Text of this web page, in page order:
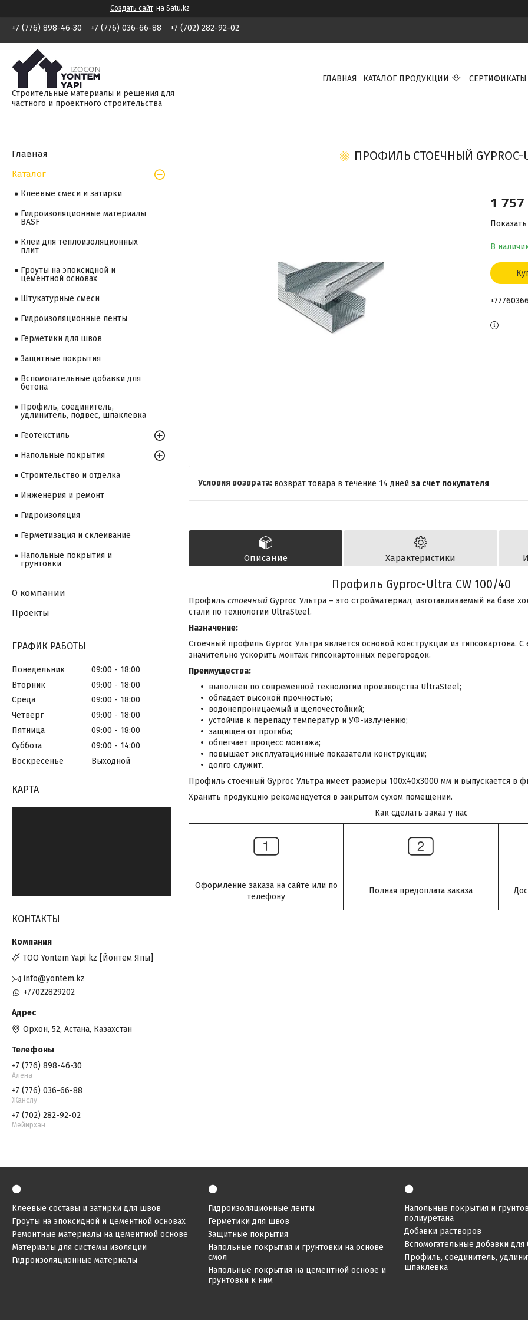
Создать сайт на Satu.kz
+7 (776) 898-46-30 +7 (776) 036-66-88 +7 (702) 282-92-02
Строительные материалы и решения для
частного и проектного строительства
ГЛАВНАЯ КАТАЛОГ ПРОДУКЦИИ СЕРТИФИКАТЫ
ПРОФИЛЬ СТОЕЧНЫЙ GYPROC-
1 757
В
возврат товара в течение 14 дней за счет покупателя
Описание Характеристики
Профиль Gyproc-Ultra CW 100/40
Профиль стоечный Gyproc Ультра – это стройматериал, изготавливаемый на базе
стали по технологии UltraSteel.
Назначение:
Стоечный профиль Gyproc Ультра является основой конструкции из гипсокартона.
значительно ускорить монтаж гипсокартонных перегородок.
Преимущества:
выполнен по современной технологии производства UltraSteel;
обладает высокой прочностью;
водонепроницаемый и щелочестойкий;
устойчив к перепаду температур и УФ-излучению;
защищен от прогиба;
облегчает процесс монтажа;
повышает эксплуатационные показатели конструкции;
долго служит.
Профиль стоечный Gyproc Ультра имеет размеры 100х40х3000 мм и выпускается в
Хранить продукцию рекомендуется в закрытом сухом помещении.
Как сделать заказ у нас
Оформление заказа на сайте или по
телефону
Полная предоплата заказа
Главная
Каталог
Клеевые смеси и затирки
Гидроизоляционные материалы
BASF
Клеи для теплоизоляционных
плит
Гроуты на эпоксидной и
цементной основах
Штукатурные смеси
Гидроизоляционные ленты
Герметики для швов
Защитные покрытия
Вспомогательные добавки для
бетона
Профиль, соединитель,
удлинитель, подвес, шпаклевка
Геотекстиль
Напольные покрытия
Строительство и отделка
Инженерия и ремонт
Гидроизоляция
Герметизация и склеивание
Напольные покрытия и
грунтовки
О компании
Проекты
ГРАФИК РАБОТЫ
Понедельник 09:00
18:00
Вторник
09:00
18:00
Среда
09:00
18:00
Четверг
09:00
18:00
Пятница
09:00
18:00
Суббота
09:00
14:00
Воскресенье
Выходной
КАРТА
КОНТАКТЫ
ТОО Yontem Yapi kz [Йонтем Япы]
info@yontem.kz
+77022829202
Орхон, 52, Астана, Казахстан
+7 (776) 898-46-30
Алёна
+7 (776) 036-66-88
Жанслу
+7 (702) 282-92-02
Мейирхан
⚫
Клеевые составы и затирки для швов
Гроуты на эпоксидной и цементной основах
Ремонтные материалы на цементной основе
Материалы для системы изоляции
Гидроизоляционные материалы
⚫
Гидроизоляционные ленты
Герметики для швов
Защитные покрытия
Напольные покрытия и грунтовки на основе
смол
Напольные покрытия на цементной основе и
грунтовки к ним
⚫
Напольные покрытия и
полиуретана
Добавки растворов
Вспомогательные добавки для
Профиль, соединитель,
шпаклевка